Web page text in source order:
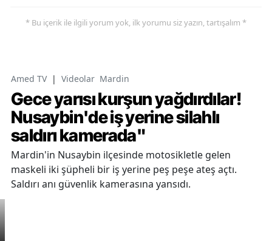
* Bu içerik ile ilgili yorum yok, ilk yorumu siz yazın, tartışalım *
Amed TV | Videolar Mardin
Gece yarısı kurşun yağdırdılar!
Nusaybin'de iş yerine silahlı
saldırı kamerada"
Mardin'in Nusaybin ilçesinde motosikletle gelen
maskeli iki şüpheli bir iş yerine peş peşe ateş açtı.
Saldırı anı güvenlik kamerasına yansıdı.